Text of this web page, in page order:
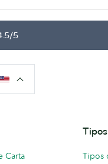
5
Carta
Tipos